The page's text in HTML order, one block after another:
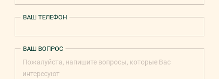
ВАШ ТЕЛЕФОН
ВАШ ВОПРОС